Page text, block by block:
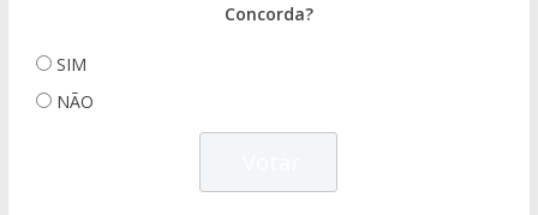
Concorda?
SIM
NÃO